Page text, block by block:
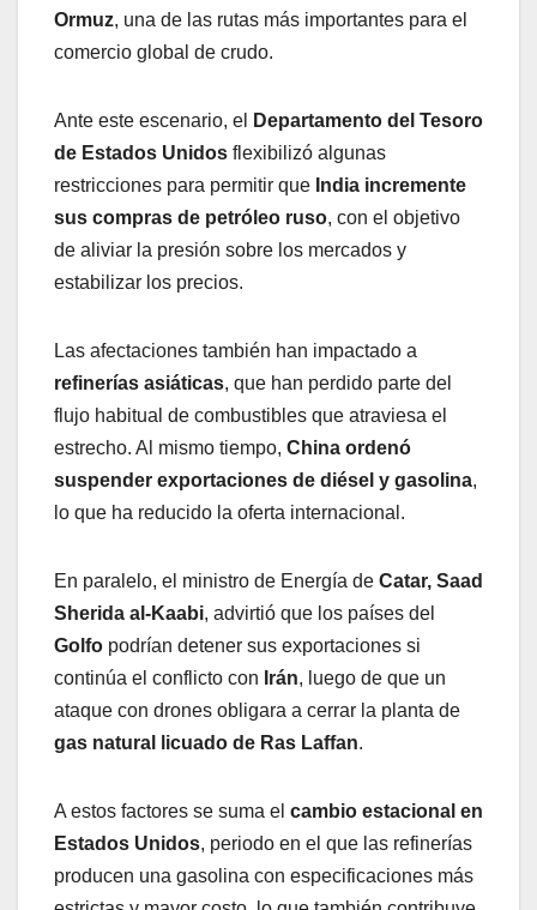
Ormuz, una de las rutas más importantes para el
comercio global de crudo.
Ante este escenario, el
Departamento del Tesoro
de Estados Unidos flexibilizó algunas
restricciones para permitir que India incremente
sus compras de petróleo ruso, con el objetivo
de aliviar la presión sobre los mercados y
estabilizar los precios.
Las afectaciones también han impactado a
refinerías asiáticas, que han perdido parte del
flujo habitual de combustibles que atraviesa el
estrecho. Al mismo tiempo, China ordenó
suspender exportaciones de diésel y gasolina,
lo que ha reducido la oferta internacional.
En paralelo, el ministro de Energía de Catar, Saad
Sherida al-Kaabi, advirtió que los países del
Golfo podrían detener sus exportaciones si
continúa el conflicto con Irán, luego de que un
ataque con drones obligara a cerrar la planta de
gas natural licuado de Ras Laffan.
A estos factores se suma el cambio estacional en
Estados Unidos, periodo en el que las refinerías
producen una gasolina con especificaciones más